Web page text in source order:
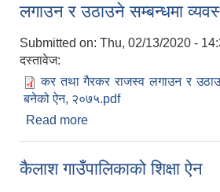
लगाउन र उठाउने सम्बन्धमा
Submitted on: Thu, 02/13/2020 -
दस्तावेज:
कर तथा गैरकर राजस्व लगाउन र
बनेको ऐन, २०७५.pdf
Read more
कैलाश गाउँपालिकाको शिक्षा ऐन